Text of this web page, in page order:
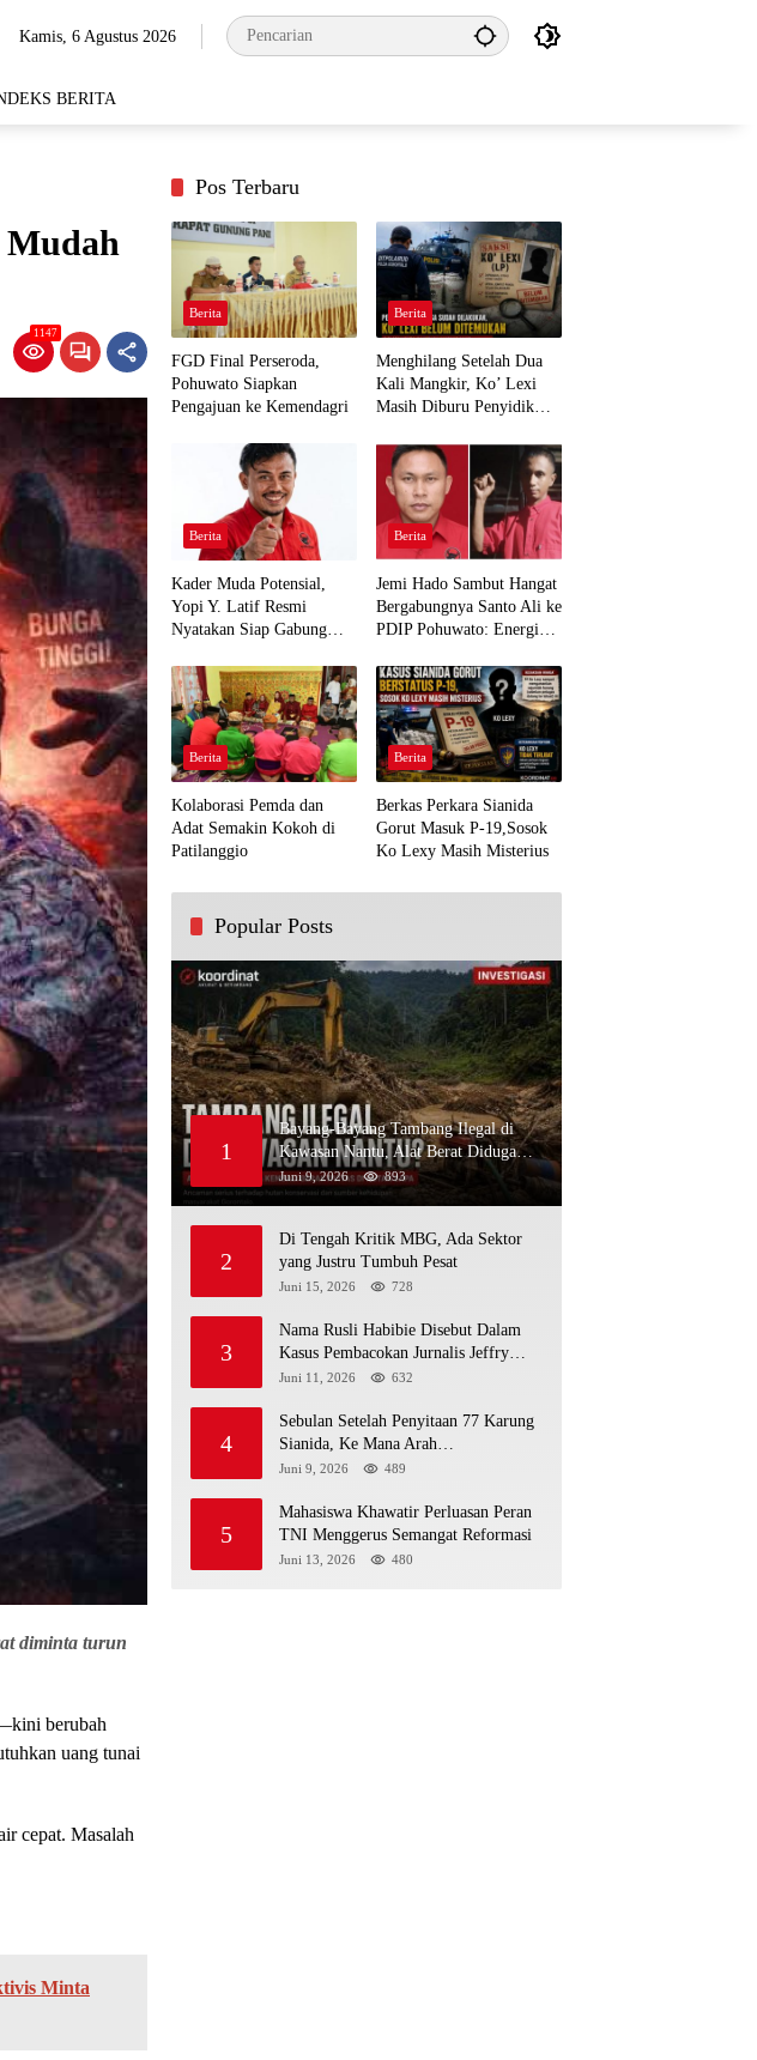
Kamis, 6 Agustus 2026
BERITA
1147
diminta turun
berubah
uang tunai
cepat. Masalah
Minta
Pos Terbaru
Berita
FGD Final Perseroda,
Pohuwato Siapkan
Pengajuan ke Kemendagri
Berita
Menghilang Setelah Dua
Kali Mangkir, Ko’ Lexi
Masih Diburu Penyidik
Berita
Kader Muda Potensial,
Yopi Y. Latif Resmi
Nyatakan Siap Gabung
Demi Kawal Aspirasi Bumi
Panua
Berita
Jemi Hado Sambut Hangat
Bergabungnya Santo Ali ke
PDIP Pohuwato: Energi
Rakyat
Berita
Kolaborasi Pemda dan
Adat Semakin Kokoh di
Patilanggio
Berita
Berkas Perkara Sianida
Gorut Masuk P-19,Sosok
Ko Lexy Masih Misterius
Popular Posts
1
Bayang-Bayang Tambang Ilegal di
Kawasan Nantu, Alat Berat Diduga
Kembali Menembus Hutan Sapa
Juni 9, 2026 893
2
Di Tengah Kritik MBG, Ada Sektor
yang Justru Tumbuh Pesat
Juni 15, 2026 728
3
Nama Rusli Habibie Disebut Dalam
Kasus Pembacokan Jurnalis Jeffry
Rumampuk
Juni 11, 2026 632
4
Sebulan Setelah Penyitaan 77 Karung
Sianida, Ke Mana Arah
Penyidikannya?
Juni 9, 2026 489
5
Mahasiswa Khawatir Perluasan Peran
TNI Menggerus Semangat Reformasi
Juni 13, 2026 480